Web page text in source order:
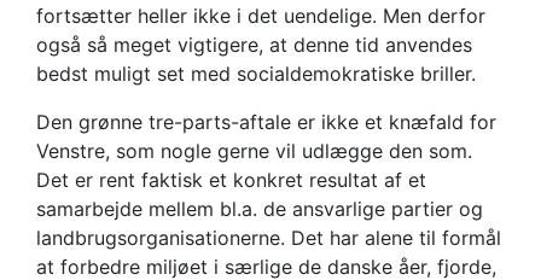
fortsætter heller ikke i det uendelige. Men derfor
også så meget vigtigere, at denne tid anvendes
bedst muligt set med socialdemokratiske briller.
Den grønne tre-parts-aftale er ikke et knæfald for
Venstre, som nogle gerne vil udlægge den som.
Det er rent faktisk et konkret resultat af et
samarbejde mellem bl.a. de ansvarlige partier og
landbrugsorganisationerne. Det har alene til formål
at forbedre miljøet i særlige de danske åer, fjorde,